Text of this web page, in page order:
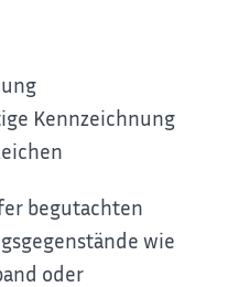
Kennzeichnung
eichen
begutachten
wie
oder